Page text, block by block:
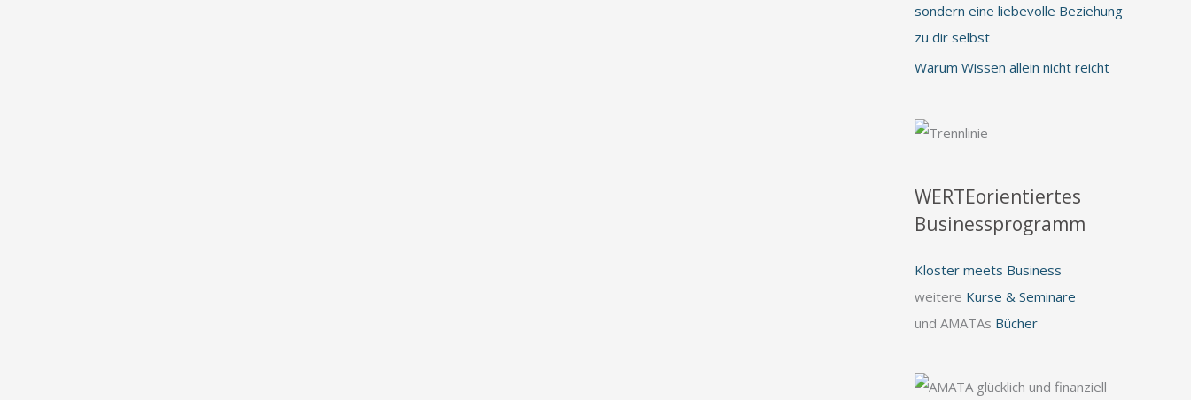
sondern eine liebevolle Beziehung
zu dir selbst
Warum Wissen allein nicht reicht
WERTEorientiertes
Businessprogramm
Kloster meets Business
weitere Kurse & Seminare
und AMATAs Bücher